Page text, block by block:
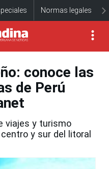
Normas legales
conoce las
de Perú
viajes y turismo
y sur del litoral